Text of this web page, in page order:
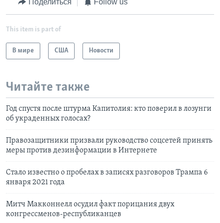
Поделиться Follow us
This item is part of
В мире США Новости
Читайте также
Год спустя после штурма Капитолия: кто поверил в лозунги
об украденных голосах?
Правозащитники призвали руководство соцсетей принять
меры против дезинформации в Интернете
Стало известно о пробелах в записях разговоров Трампа 6
января 2021 года
Митч Макконнелл осудил факт порицания двух
конгрессменов-республиканцев